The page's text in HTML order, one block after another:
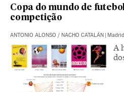
Copa do mundo de
competição
ANTONIO ALONSO / NACHO CATALÁN Madrid
A